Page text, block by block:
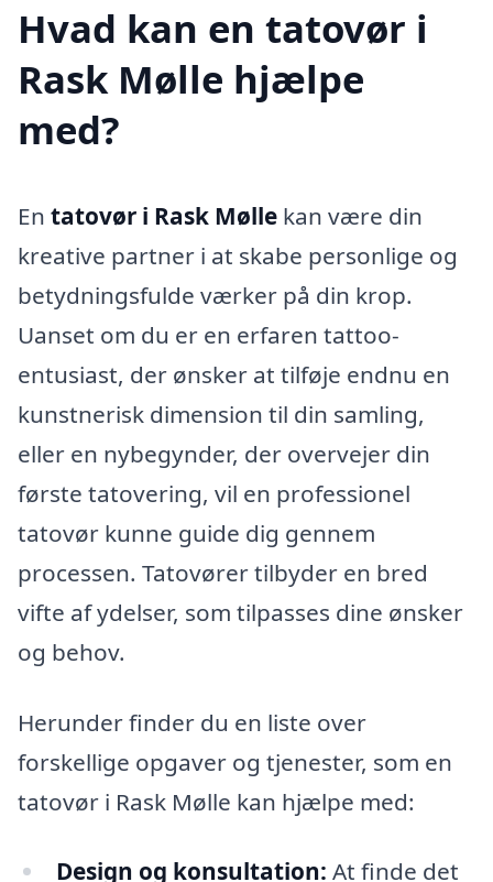
Hvad kan en tatovør i
Rask Mølle hjælpe
med?
En tatovør i Rask Mølle kan være din
kreative partner i at skabe personlige og
betydningsfulde værker på din krop.
Uanset om du er en erfaren tattoo-
entusiast, der ønsker at tilføje endnu en
kunstnerisk dimension til din samling,
eller en nybegynder, der overvejer din
første tatovering, vil en professionel
tatovør kunne guide dig gennem
processen. Tatovører tilbyder en bred
vifte af ydelser, som tilpasses dine ønsker
og behov.
Herunder finder du en liste over
forskellige opgaver og tjenester, som en
tatovør i Rask Mølle kan hjælpe med:
Design og konsultation: At finde det